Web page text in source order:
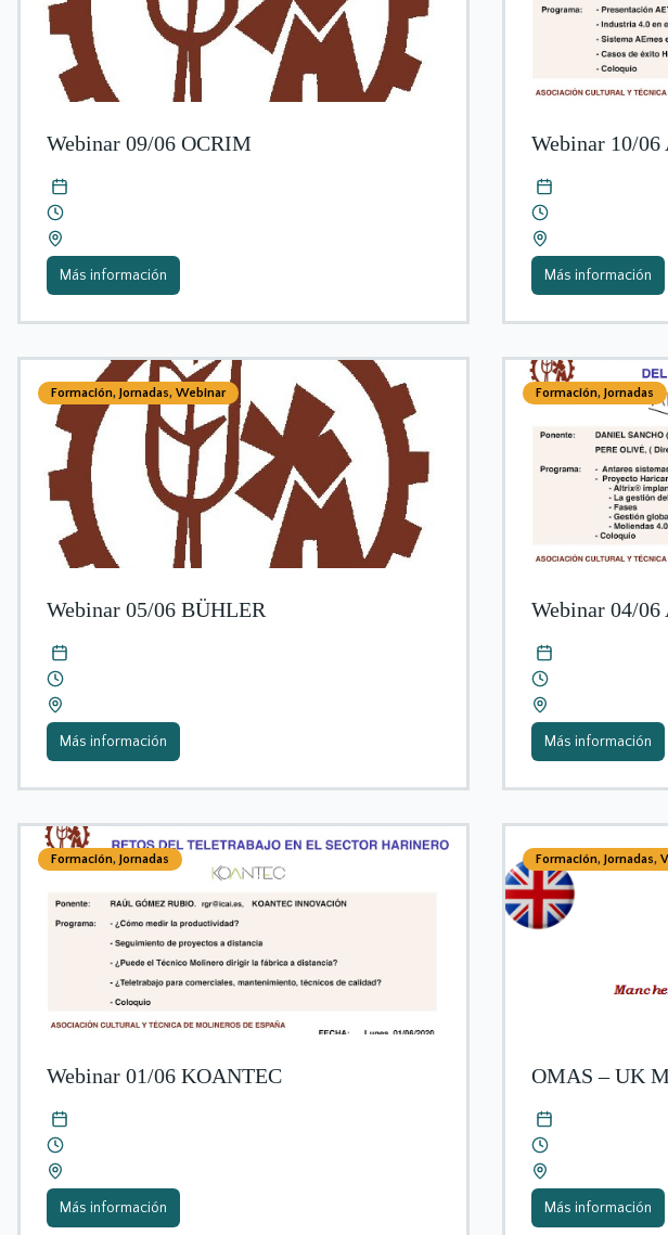
Webinar 09/06 OCRIM
Más información
Webinar 10/
Más información
Formación, Jornadas, Webinar
Webinar 05/06 BÜHLER
Más información
Formación,Jornadas
Webinar 04/
Más información
Formación, Jornadas
Webinar 01/06 KOANTEC
Más información
Formación,Jornadas,
OMAS – UK
Más información